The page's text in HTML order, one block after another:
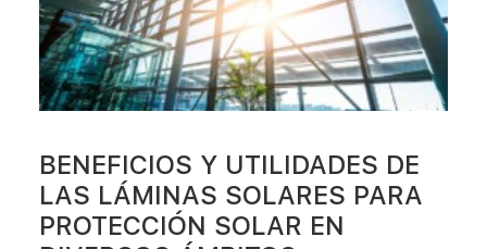
BENEFICIOS Y UTILIDADES DE
LAS LÁMINAS SOLARES PARA
PROTECCIÓN SOLAR EN